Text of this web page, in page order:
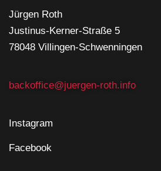
Jürgen Roth
Justinus-Kerner-Straße 5
78048 Villingen-Schwenningen
backoffice@juergen-roth.info
Instagram
Facebook